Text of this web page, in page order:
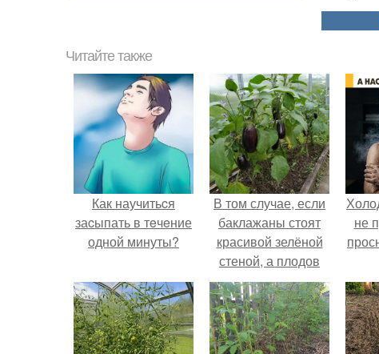
Читайте также
Как научитьcя
заcыпать в тeчeние
одной минуты?
В том случае, если
баклажаны стоят
красивой зелёной
стеной, а плодов
почти не видно -
радоваться тут
нечему.
не